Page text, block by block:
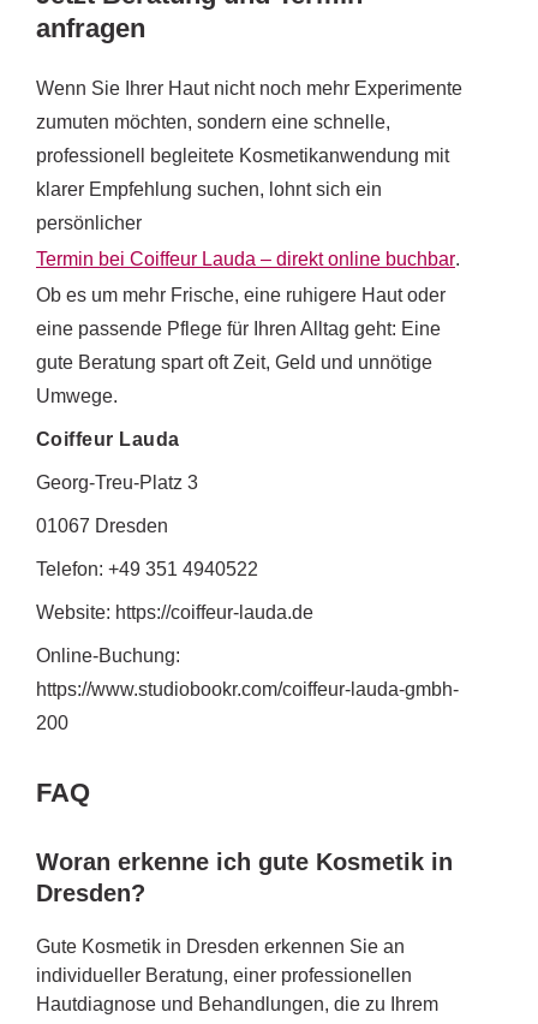
anfragen
Wenn Sie Ihrer Haut nicht noch mehr Experimente
zumuten möchten, sondern eine schnelle,
professionell begleitete Kosmetikanwendung mit
klarer Empfehlung suchen, lohnt sich ein
persönlicher
Termin bei Coiffeur Lauda – direkt online buchbar.
Ob es um mehr Frische, eine ruhigere Haut oder
eine passende Pflege für Ihren Alltag geht: Eine
gute Beratung spart oft Zeit, Geld und unnötige
Umwege.
Coiffeur Lauda
Georg-Treu-Platz 3
01067 Dresden
Telefon: +49 351 4940522
Website: https://coiffeur-lauda.de
Online-Buchung:
https://www.studiobookr.com/coiffeur-lauda-gmbh-
200
FAQ
Woran erkenne ich gute Kosmetik in
Dresden?
Gute Kosmetik in Dresden erkennen Sie an
individueller Beratung, einer professionellen
Hautdiagnose und Behandlungen, die zu Ihrem